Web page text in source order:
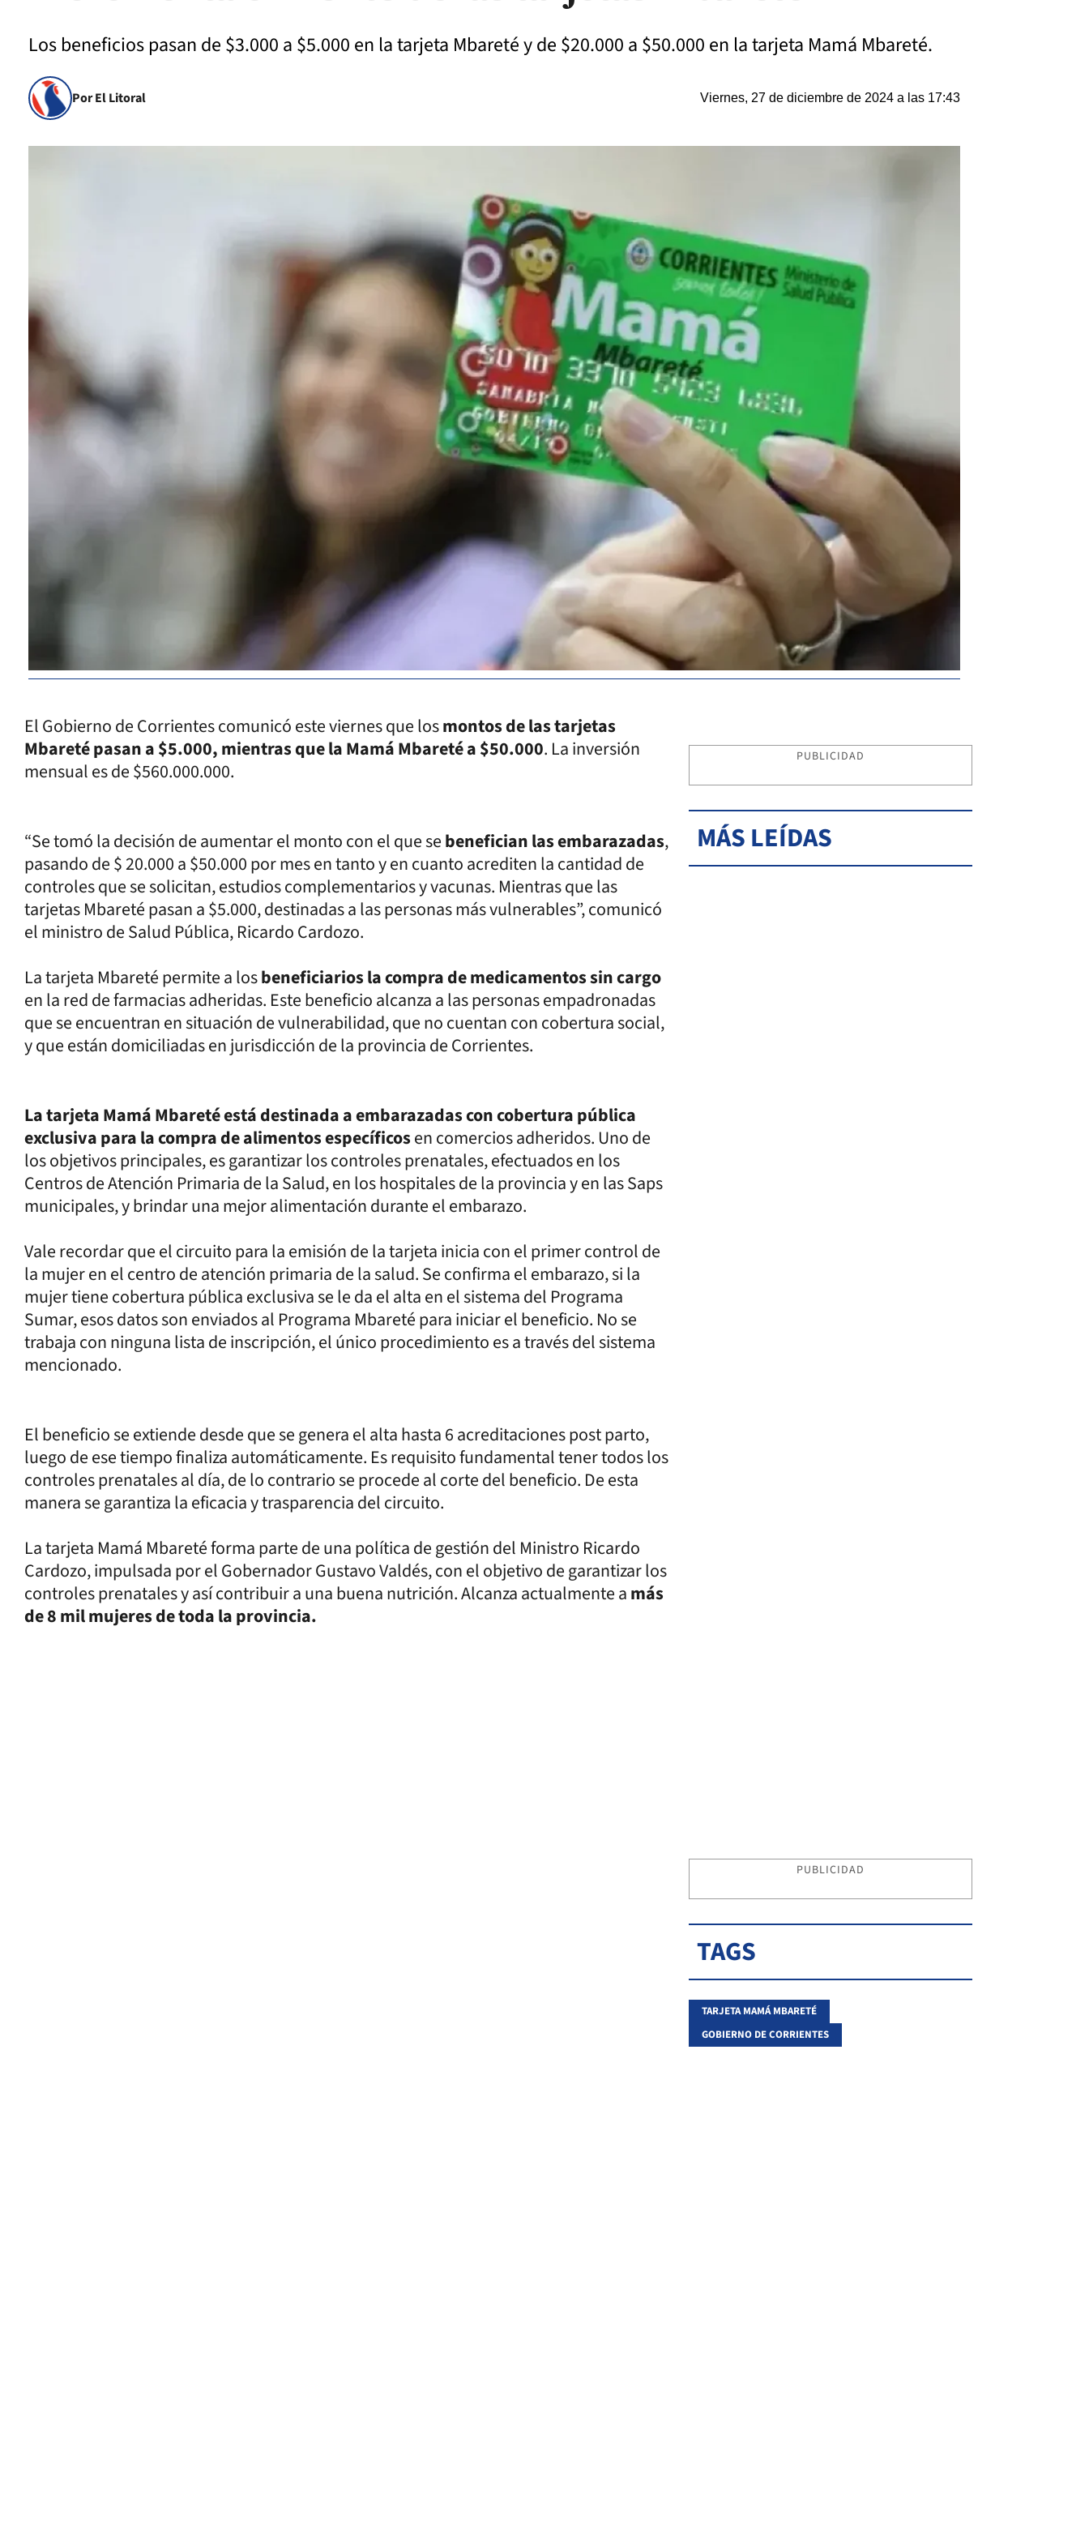
Los beneficios pasan de $3.000 a $5.000 en la tarjeta Mbareté y de $20.000 a $50.000 en la tarjeta Mamá Mbareté.
Por El Litoral Viernes, 27 de diciembre de 2024 a las 17:43
El Gobierno de Corrientes comunicó este viernes que losmontos de las tarjetas
Mbareté pasan a $5.000, mientras que la Mamá Mbareté a $50.000. La inversión
mensual es de $560.000.000.
“Se tomó la decisión de aumentar el monto con el que sebenefician las embarazadas,
pasando de $ 20.000 a $50.000 por mes en tanto y en cuanto acrediten la cantidad de
controles que se solicitan, estudios complementarios y vacunas. Mientras que las
tarjetas Mbareté pasan a $5.000, destinadas a las personas más vulnerables”, comunicó
el ministro de Salud Pública, Ricardo Cardozo.
La tarjeta Mbareté permite a losbeneficiarios la compra de medicamentos sin cargo
en la red de farmacias adheridas. Este beneficio alcanza a las personas empadronadas
que se encuentran en situación de vulnerabilidad, que no cuentan con cobertura social,
y que están domiciliadas en jurisdicción de la provincia de Corrientes.
La tarjeta Mamá Mbareté está destinada a embarazadas con cobertura pública
exclusiva para la compra de alimentos específicosen comercios adheridos. Uno de
los objetivos principales, es garantizar los controles prenatales, efectuados en los
Centros de Atención Primaria de la Salud, en los hospitales de la provincia y en las Saps
municipales, y brindar una mejor alimentación durante el embarazo.
Vale recordar que el circuito para la emisión de la tarjeta inicia con el primer control de
la mujer en el centro de atención primaria de la salud. Se confirma el embarazo, si la
mujer tiene cobertura pública exclusiva se le da el alta en el sistema del Programa
Sumar, esos datos son enviados al Programa Mbareté para iniciar el beneficio. No se
trabaja con ninguna lista de inscripción, el único procedimiento es a través del sistema
mencionado.
El beneficio se extiende desde que se genera el alta hasta 6 acreditaciones post parto,
⁠luego de ese tiempo finaliza automáticamente. Es requisito fundamental tener todos los
controles prenatales al día, de lo contrario se procede al corte del beneficio. De esta
manera se garantiza la eficacia y trasparencia del circuito.
La tarjeta Mamá Mbareté forma parte de una política de gestión del Ministro Ricardo
Cardozo, impulsada por el Gobernador Gustavo Valdés, con el objetivo de garantizar los
controles prenatales y así contribuir a una buena nutrición. Alcanza actualmente amás
de 8 mil mujeres de toda la provincia.
PUBLICIDAD
MÁS LEÍDAS
PUBLICIDAD
TAGS
TARJETA MAMÁ MBARETÉ
GOBIERNO DE CORRIENTES